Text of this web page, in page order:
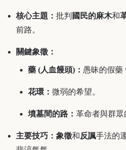
核心主題： 批判 國民的麻木和
前路。
關鍵象徵：
藥 (人血饅頭)： 愚昧的假藥
花環： 微弱的希望。
墳墓間的路： 革命者與群眾
主要技巧： 象徵和反諷手法的